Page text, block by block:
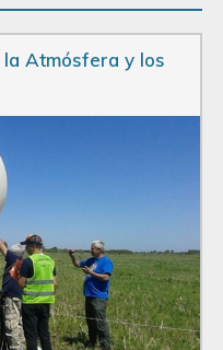
Atmósfera y los